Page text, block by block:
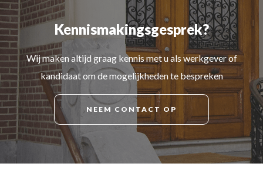
Kennismakingsgesprek?
Wij maken altijd graag kennis met u als werkgever of
kandidaat om de mogelijkheden te bespreken
NEEM CONTACT OP